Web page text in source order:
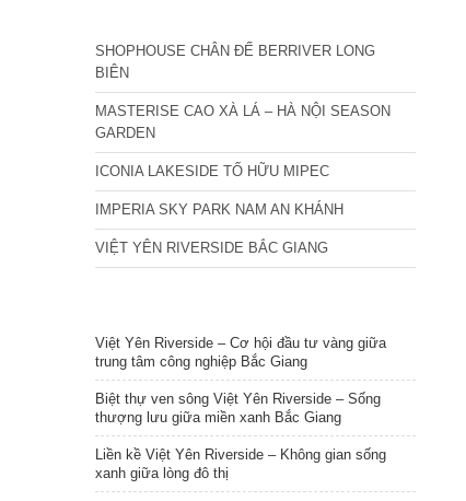
SHOPHOUSE CHÂN ĐẾ BERRIVER LONG
BIÊN
MASTERISE CAO XÀ LÁ – HÀ NỘI SEASON
GARDEN
ICONIA LAKESIDE TỐ HỮU MIPEC
IMPERIA SKY PARK NAM AN KHÁNH
VIỆT YÊN RIVERSIDE BẮC GIANG
Việt Yên Riverside – Cơ hội đầu tư vàng giữa
trung tâm công nghiệp Bắc Giang
Biệt thự ven sông Việt Yên Riverside – Sống
thượng lưu giữa miền xanh Bắc Giang
Liền kề Việt Yên Riverside – Không gian sống
xanh giữa lòng đô thị